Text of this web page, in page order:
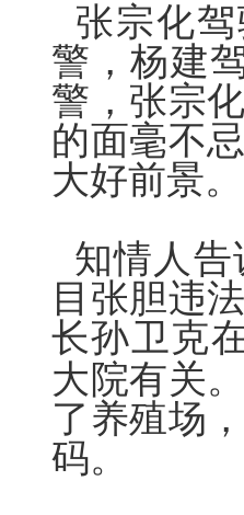
张宗化驾
警，杨建
警，张宗
的面毫不
大好前景。
知情人告
目张胆违
长孙卫克
大院有关
了养殖场
码。